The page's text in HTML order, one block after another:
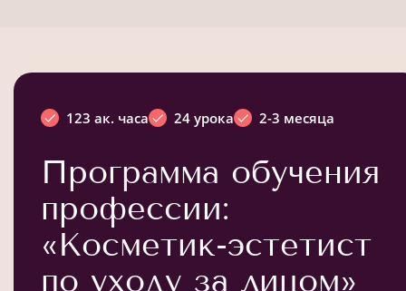
123 ак. часа 24 урока 2-3 месяца
Программа обучения
профессии:
«Косметик-эстетист
по уходу за лицом»